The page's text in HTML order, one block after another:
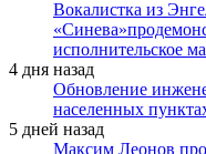
Вокалистка из
исполнительское
4 дня назад
Обновление
населенных
5 дней назад
Максим Леонов